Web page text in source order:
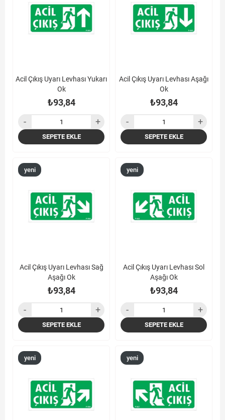
Acil Çıkış Uyarı Levhası Yukarı
Ok
₺93,84
SEPETE EKLE
Acil Çıkış Uyarı Levhası Aşağı
Ok
₺93,84
SEPETE EKLE
Acil Çıkış Uyarı Levhası Sağ
Aşağı Ok
₺93,84
yeni
SEPETE EKLE
Acil Çıkış Uyarı Levhası Sol
Aşağı Ok
₺93,84
yeni
SEPETE EKLE
yeni
yeni